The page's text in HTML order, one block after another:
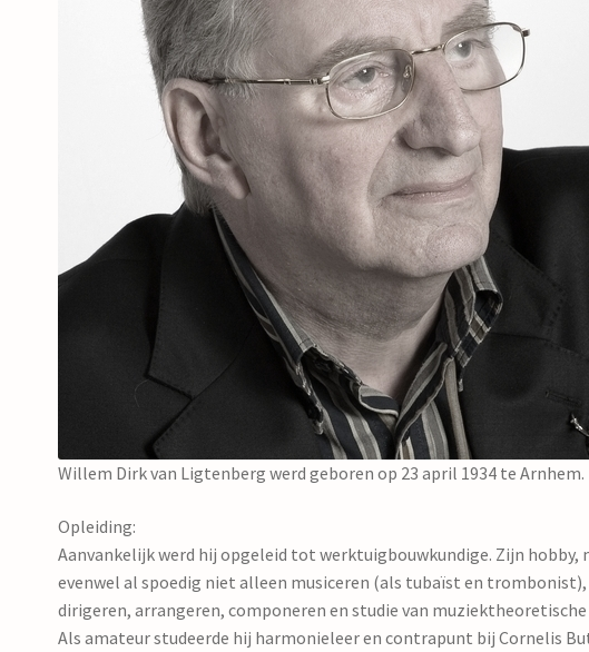
Willem Dirk van Ligtenberg werd geboren op 23 april 1934 te Arnhem.
Opleiding:
Aanvankelijk werd hij opgeleid tot werktuigbouwkundige. Zijn hobby,
evenwel al spoedig niet alleen musiceren (als tubaïst en
dirigeren, arrangeren, componeren en studie van muziektheoretische
Als amateur studeerde hij harmonieleer en contrapunt bij Cornelis